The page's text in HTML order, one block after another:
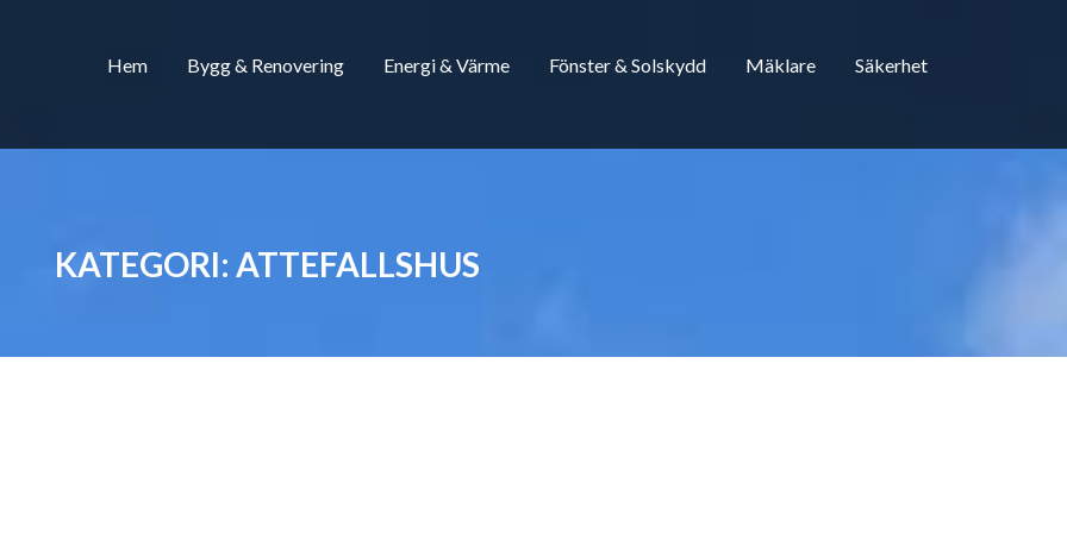
Hem Bygg & Renovering Energi & Värme Fönster & Solskydd Mäklare Säkerhet
KATEGORI: ATTEFALLSHUS